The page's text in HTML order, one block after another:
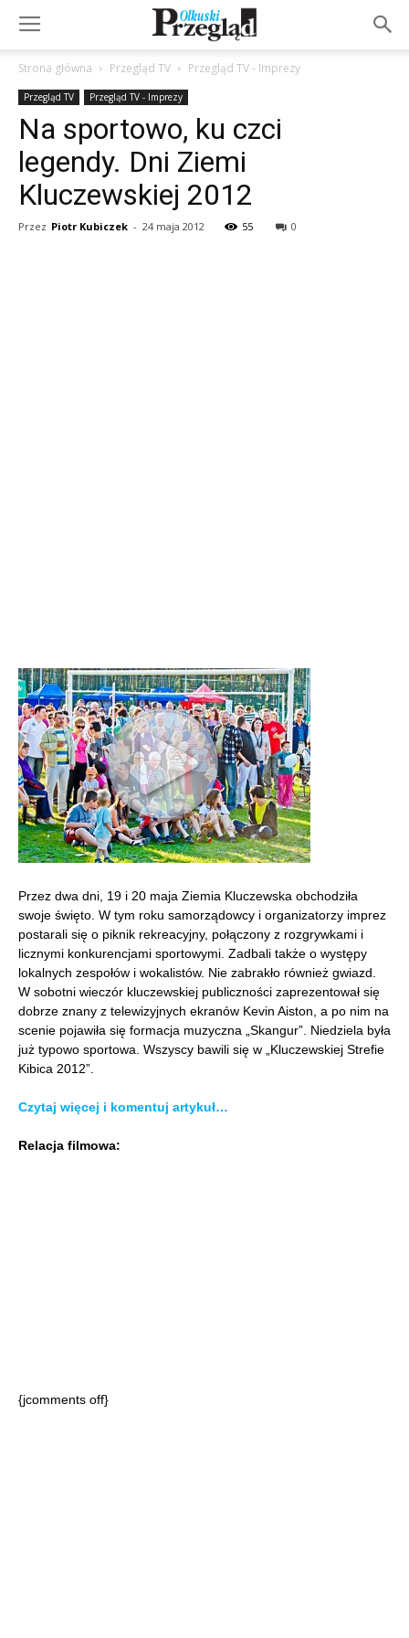
Strona główna Przegląd TV Przegląd TV - Imprezy
Przegląd TV Przegląd TV - Imprezy
Na sportowo, ku czci
legendy. Dni Ziemi
Kluczewskiej 2012
Przez Piotr Kubiczek - 24 maja 2012 55 0
Przez dwa dni, 19 i 20 maja Ziemia Kluczewska obchodziła
swoje święto. W tym roku samorządowcy i organizatorzy imprez
postarali się o piknik rekreacyjny, połączony z rozgrywkami i
licznymi konkurencjami sportowymi. Zadbali także o występy
lokalnych zespołów i wokalistów. Nie zabrakło również gwiazd.
W sobotni wieczór kluczewskiej publiczności zaprezentował się
dobrze znany z telewizyjnych ekranów Kevin Aiston, a po nim na
scenie pojawiła się formacja muzyczna „Skangur”. Niedziela była
już typowo sportowa. Wszyscy bawili się w „Kluczewskiej Strefie
Kibica 2012”.
Czytaj więcej i komentuj artykuł…
Relacja filmowa:
{jcomments off}